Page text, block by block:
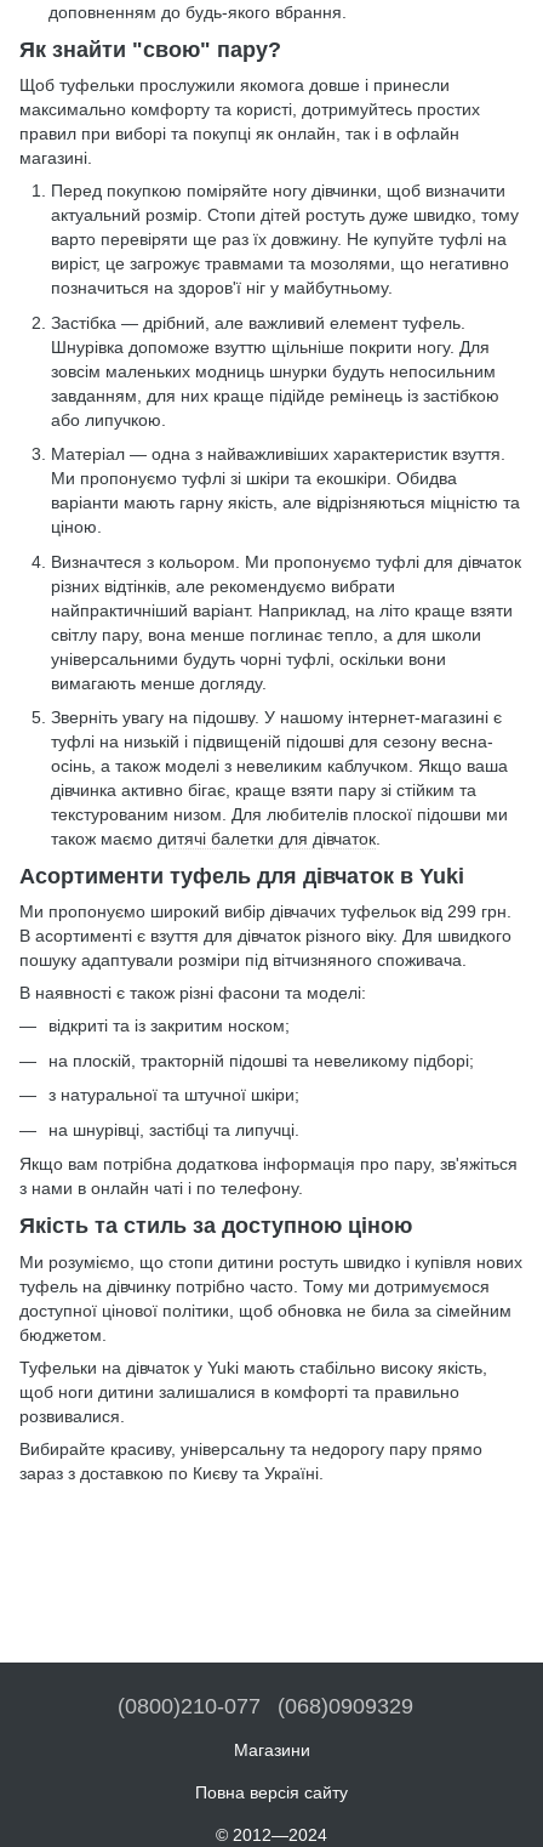
доповненням до будь-якого вбрання.
Як знайти "свою" пару?
Щоб туфельки прослужили якомога довше і принесли
максимально комфорту та користі, дотримуйтесь простих
правил при виборі та покупці як онлайн, так і в офлайн
магазині.
Перед покупкою поміряйте ногу дівчинки, щоб визначити
актуальний розмір. Стопи дітей ростуть дуже швидко, тому
варто перевіряти ще раз їх довжину. Не купуйте туфлі на
виріст, це загрожує травмами та мозолями, що негативно
позначиться на здоров'ї ніг у майбутньому.
Застібка — дрібний, але важливий елемент туфель.
Шнурівка допоможе взуттю щільніше покрити ногу. Для
зовсім маленьких модниць шнурки будуть непосильним
завданням, для них краще підійде ремінець із застібкою
або липучкою.
Матеріал — одна з найважливіших характеристик взуття.
Ми пропонуємо туфлі зі шкіри та екошкіри. Обидва
варіанти мають гарну якість, але відрізняються міцністю та
ціною.
Визначтеся з кольором. Ми пропонуємо туфлі для дівчаток
різних відтінків, але рекомендуємо вибрати
найпрактичніший варіант. Наприклад, на літо краще взяти
світлу пару, вона менше поглинає тепло, а для школи
універсальними будуть чорні туфлі, оскільки вони
вимагають менше догляду.
Зверніть увагу на підошву. У нашому інтернет-магазині є
туфлі на низькій і підвищеній підошві для сезону весна-
осінь, а також моделі з невеликим каблучком. Якщо ваша
дівчинка активно бігає, краще взяти пару зі стійким та
текстурованим низом. Для любителів плоскої підошви ми
також маємо дитячі балетки для дівчаток
Асортименти туфель для дівчаток в Yuki
Ми пропонуємо широкий вибір дівчачих туфельок від 299 грн.
В асортименті є взуття для дівчаток різного віку. Для швидкого
пошуку адаптували розміри під вітчизняного споживача.
В наявності є також різні фасони та моделі:
відкриті та із закритим носком;
на плоскій, тракторній підошві та невеликому підборі;
з натуральної та штучної шкіри;
на шнурівці, застібці та липучці.
Якщо вам потрібна додаткова інформація про пару, зв'яжіться
з нами в онлайн чаті і по телефону.
Якість та стиль за доступною ціною
Ми розуміємо, що стопи дитини ростуть швидко і купівля нових
туфель на дівчинку потрібно часто. Тому ми дотримуємося
доступної цінової політики, щоб обновка не била за сімейним
бюджетом.
Туфельки на дівчаток у Yuki мають стабільно високу якість,
щоб ноги дитини залишалися в комфорті та правильно
розвивалися.
Вибирайте красиву, універсальну та недорогу пару прямо
зараз з доставкою по Києву та Україні.
(0800)210-077 (068)0909329
Магазини
Повна версія сайту
© 2012—2024